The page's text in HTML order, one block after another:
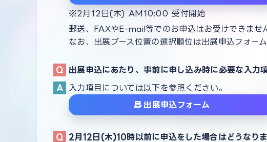
2月12日(木) AM10:00 受付開始
郵送、FAXやE-mail等でのお申込はお受けできませ
なお、出展ブース位置の選択順位は出展申込フォー
出展申込にあたり、事前に申し込み時に必要な入力
入力項目については以下を参照ください。
出展申込フォーム
2月12日(木)10時以前に申込をした場合はどうなりま